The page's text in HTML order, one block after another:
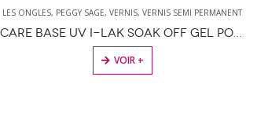
LES ONGLES, PEGGY SAGE, VERNIS, VERNIS SEMI PERMANENT
CARE BASE UV I-LAK SOAK OFF GEL POLISH – 11ML
VOIR +